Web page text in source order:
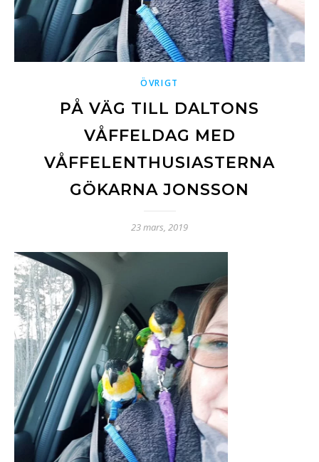
ÖVRIGT
PÅ VÄG TILL DALTONS
VÅFFELDAG MED
VÅFFELENTHUSIASTERNA
GÖKARNA JONSSON
23 mars, 2019